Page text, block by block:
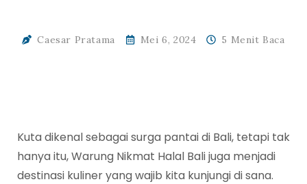
Caesar Pratama Mei 6, 2024 5 Menit Baca
Kuta dikenal sebagai surga pantai di Bali, tetapi tak
hanya itu, Warung Nikmat Halal Bali juga menjadi
destinasi kuliner yang wajib kita kunjungi di sana.